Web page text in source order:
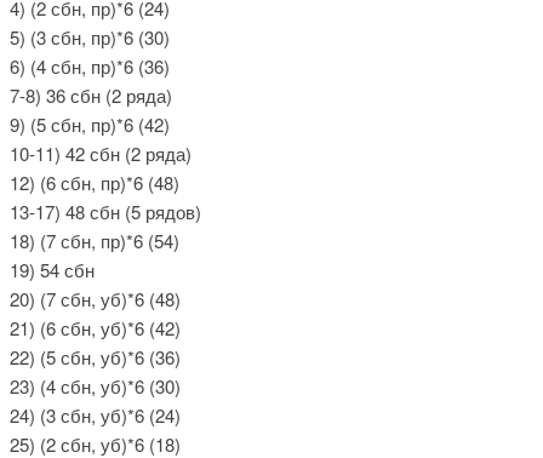
4) (2 сбн, пр)*6 (24)
5) (3 сбн, пр)*6 (30)
6) (4 сбн, пр)*6 (36)
7-8) 36 сбн (2 ряда)
9) (5 сбн, пр)*6 (42)
10-11) 42 сбн (2 ряда)
12) (6 сбн, пр)*6 (48)
13-17) 48 сбн (5 рядов)
18) (7 сбн, пр)*6 (54)
19) 54 сбн
20) (7 сбн, уб)*6 (48)
21) (6 сбн, уб)*6 (42)
22) (5 сбн, уб)*6 (36)
23) (4 сбн, уб)*6 (30)
24) (3 сбн, уб)*6 (24)
25) (2 сбн, уб)*6 (18)